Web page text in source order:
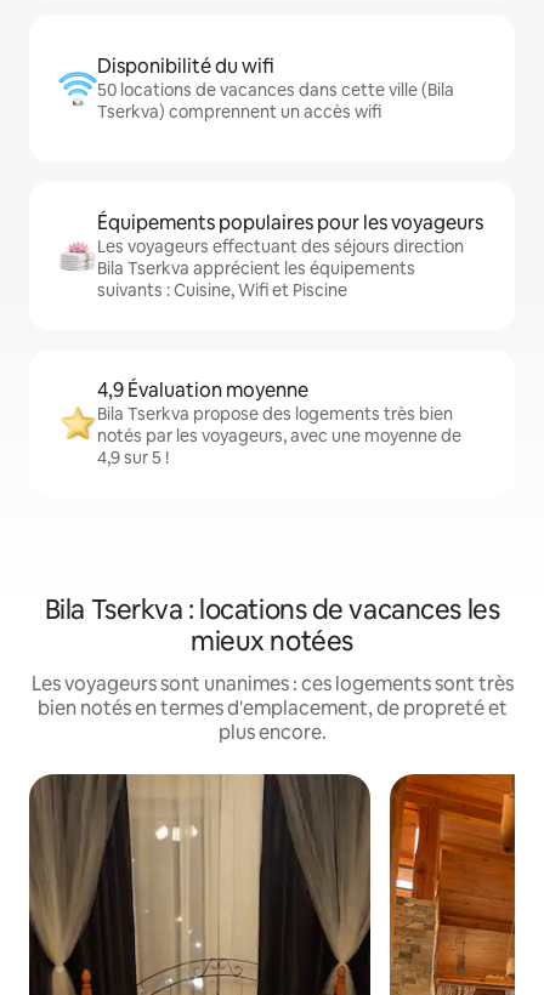
Disponibilité du wifi
50 locations de vacances dans cette ville (Bila
Tserkva) comprennent un accès wifi
Équipements populaires pour les voyageurs
Les voyageurs effectuant des séjours direction
Bila Tserkva apprécient les équipements
suivants : Cuisine, Wifi et Piscine
4,9 Évaluation moyenne
Bila Tserkva propose des logements très bien
notés par les voyageurs, avec une moyenne de
4,9 sur 5 !
Bila Tserkva : locations de vacances les
mieux notées
Les voyageurs sont unanimes : ces logements sont très
bien notés en termes d'emplacement, de propreté et
plus encore.